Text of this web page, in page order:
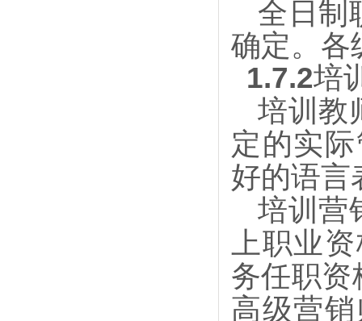
全日制
确定。各
1.7.2培
培训教
定的实
好的语言
培训营
上职业
务任职资
高级营